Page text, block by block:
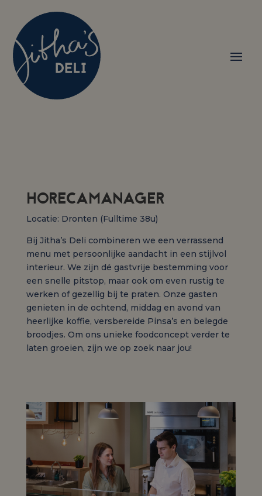
HORECAMANAGER
Locatie: Dronten (Fulltime 38u)
Bij Jitha’s Deli combineren we een verrassend
menu met persoonlijke aandacht in een stijlvol
interieur. We zijn dé gastvrije bestemming voor
een snelle pitstop, maar ook om even rustig te
werken of gezellig bij te praten. Onze gasten
genieten in de ochtend, middag en avond van
heerlijke koffie, versbereide Pinsa’s en belegde
broodjes. Om ons unieke foodconcept verder te
laten groeien, zijn we op zoek naar jou!